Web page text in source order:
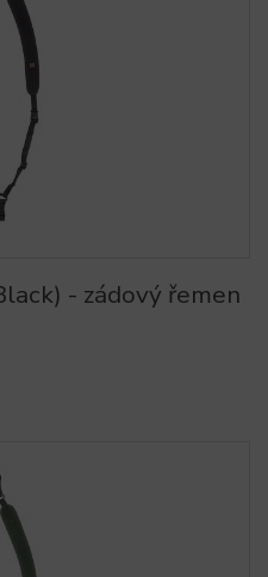
- zádový řemen